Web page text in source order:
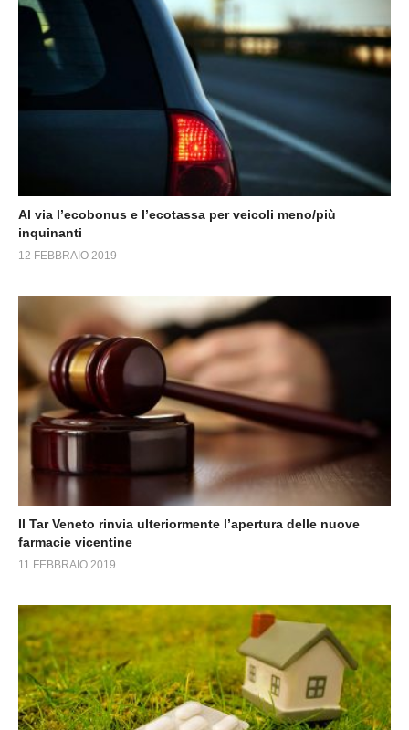
Al via l’ecobonus e l’ecotassa per veicoli meno/più
inquinanti
12 FEBBRAIO 2019
Il Tar Veneto rinvia ulteriormente l’apertura delle nuove
farmacie vicentine
11 FEBBRAIO 2019